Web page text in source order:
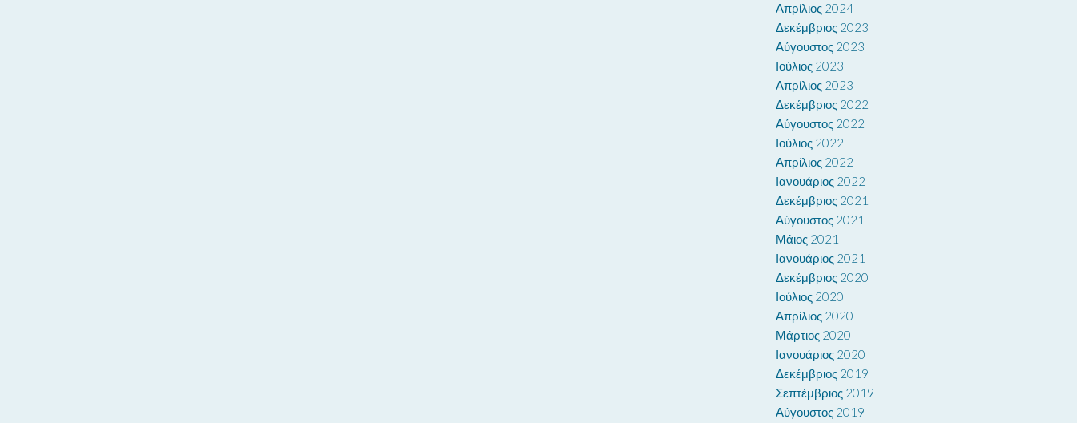
Απρίλιος 2024
Δεκέμβριος 2023
Αύγουστος 2023
Ιούλιος 2023
Απρίλιος 2023
Δεκέμβριος 2022
Αύγουστος 2022
Ιούλιος 2022
Απρίλιος 2022
Ιανουάριος 2022
Δεκέμβριος 2021
Αύγουστος 2021
Μάιος 2021
Ιανουάριος 2021
Δεκέμβριος 2020
Ιούλιος 2020
Απρίλιος 2020
Μάρτιος 2020
Ιανουάριος 2020
Δεκέμβριος 2019
Σεπτέμβριος 2019
Αύγουστος 2019